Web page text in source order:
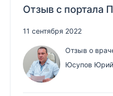
Отзыв с портала
11 сентября 2022
Отзыв о
Юсупов